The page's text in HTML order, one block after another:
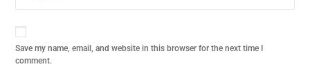
Save my name, email, and website in this browser for the next time I
comment.